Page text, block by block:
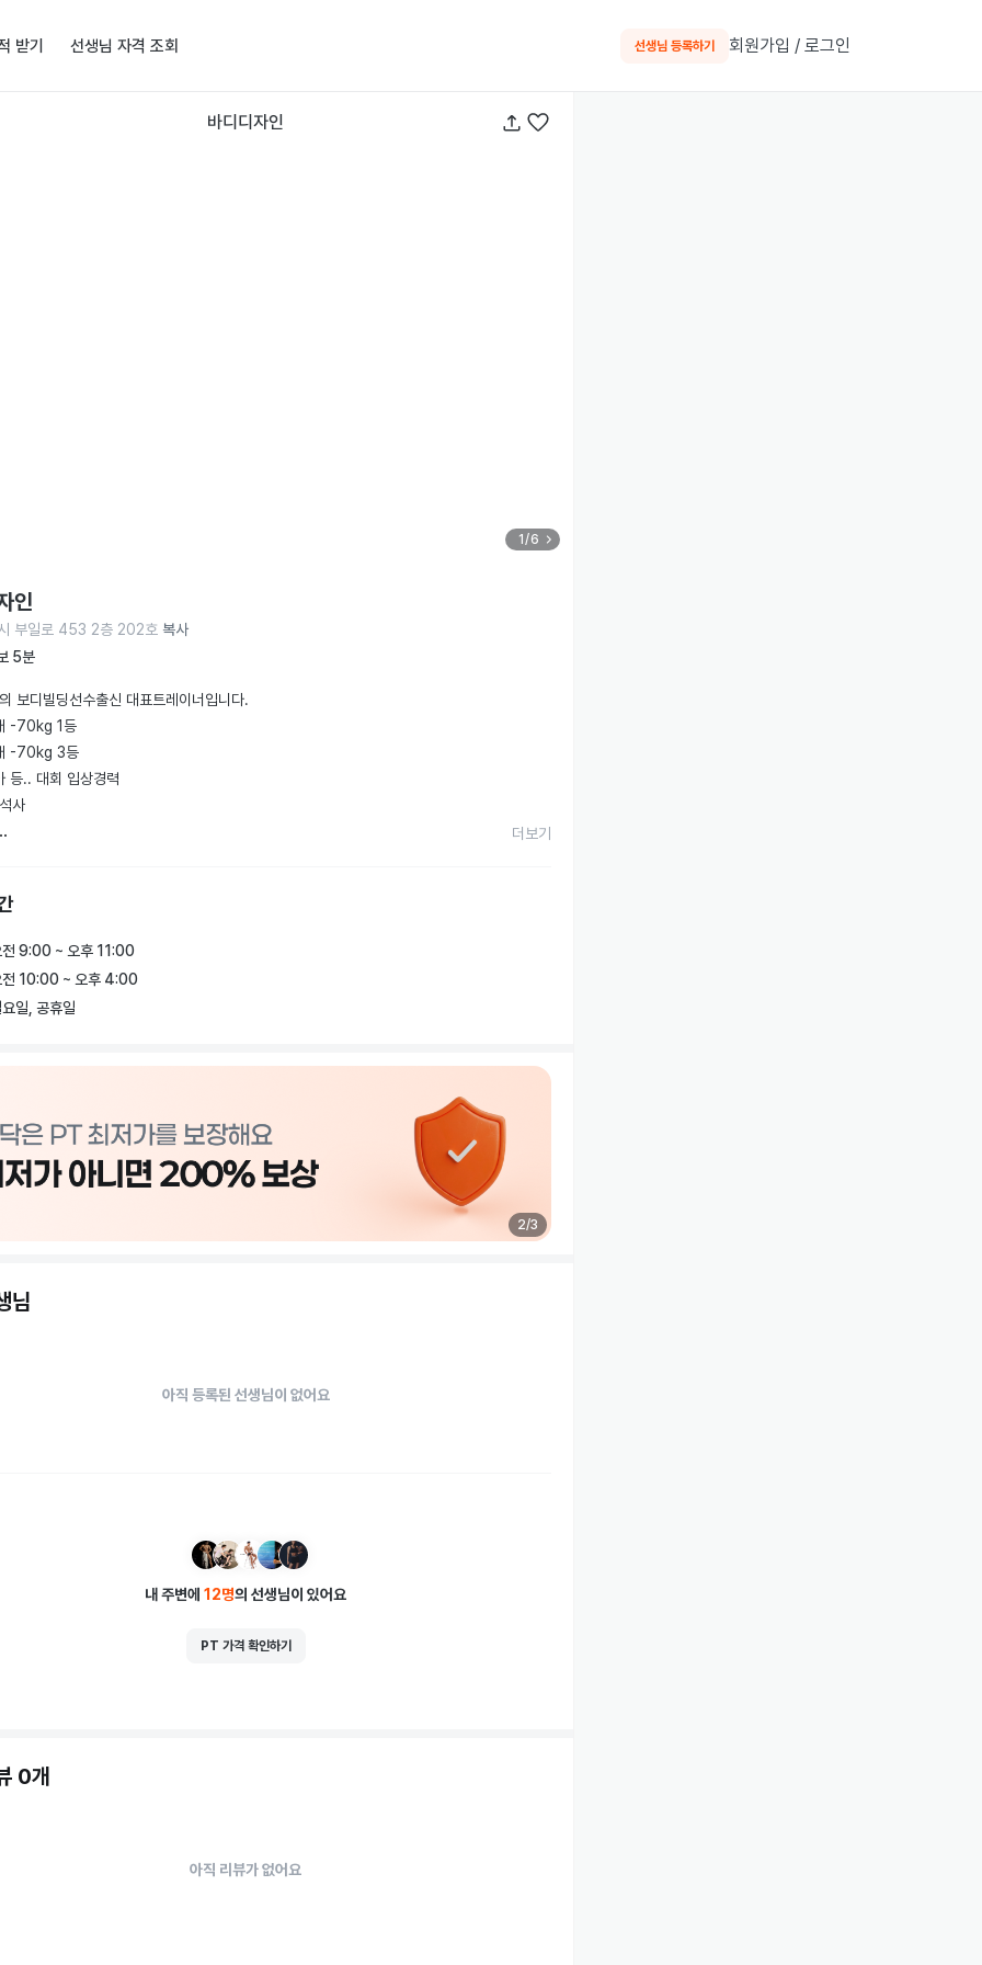
받기 선생님 자격 조회 선생님 등록하기 회원가입 / 로그인
바디디자인
1/6
인
부일로 453 2층 202호 복사
5분
보디빌딩선수출신 대표트레이너입니다.
-70kg 1등
-70kg 3등
등.. 대회 입상경력
사
, 펑셔널트레이닝 교육
50%지원(신사동 어필룩)
휴
이 없습니다.
로서 때로는 운동파트너로서.. 긴 시간의 경험은 그냥 나오는것이 아님이 느껴
로 조금 더 편하게, 조금 더 집중할 수 있게!
칭으로 확실한 관리.
더보기
전 9:00 ~ 오후 11:00
전 10:00 ~ 오후 4:00
일, 공휴일
2/3
님
아직 등록된 선생님이 없어요
내 주변에 12명의 선생님이 있어요
PT 가격 확인하기
0개
아직 리뷰가 없어요